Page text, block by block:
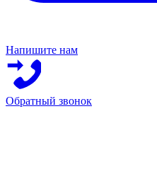
Напишите нам
Обратный звонок